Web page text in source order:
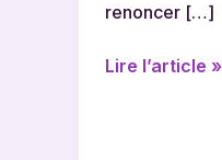
renoncer […]
Lire l’article »